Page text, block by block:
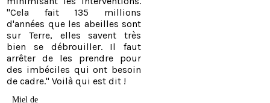
"Cela fait 135 millions
d'années que les abeilles sont
sur Terre, elles savent très
bien se débrouiller. Il faut
arrêter de les prendre pour
des imbéciles qui ont besoin
de cadre." Voilà qui est dit !
Miel de